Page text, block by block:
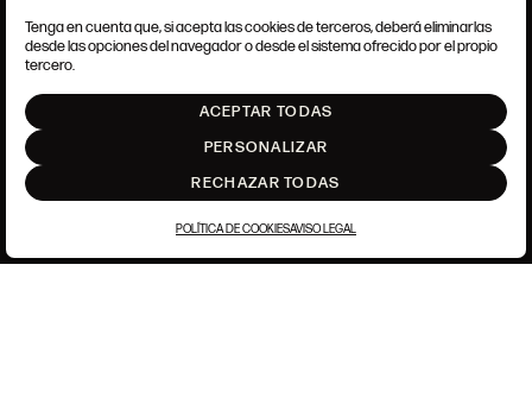
POLÍTICA DE COOKIES
AJUSTE DE COOKIES
Tenga en cuenta que, si acepta las cookies de terceros, deberá eliminarlas
desde las opciones del navegador o desde el sistema ofrecido por el propio
tercero.
ACEPTAR TODAS
PERSONALIZAR
RECHAZAR TODAS
POLÍTICA DE COOKIESAVISO LEGAL